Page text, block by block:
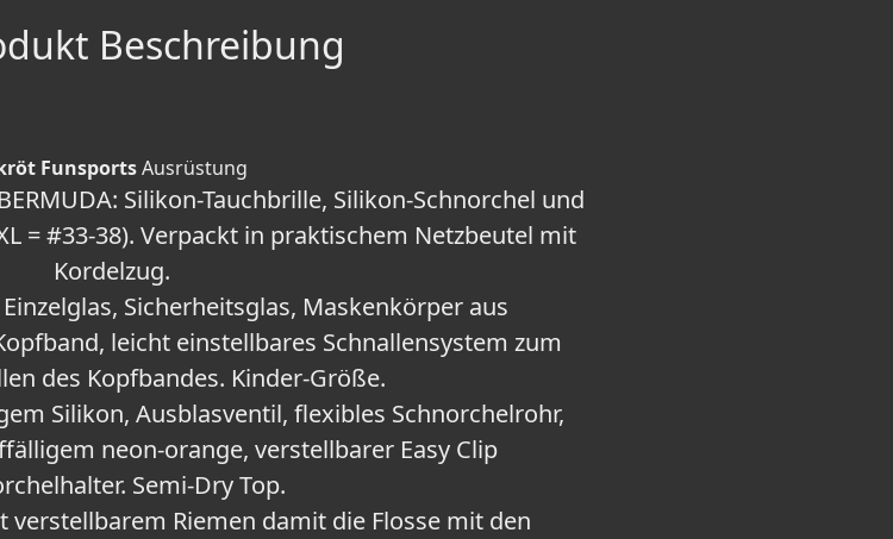
Beschreibung
FunsportsAusrüstung
Silikon-Tauchbrille, Silikon-Schnorchel und
= #33-38). Verpackt in praktischem Netzbeutel mit
Kordelzug.
Sicherheitsglas, Maskenkörper aus
leicht einstellbares Schnallensystem zum
des Kopfbandes. Kinder-Größe.
Silikon, Ausblasventil, flexibles Schnorchelrohr,
neon-orange, verstellbarer Easy Clip
Semi-Dry Top.
verstellbarem Riemen damit die Flosse mit den